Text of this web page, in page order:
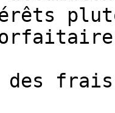
des frais